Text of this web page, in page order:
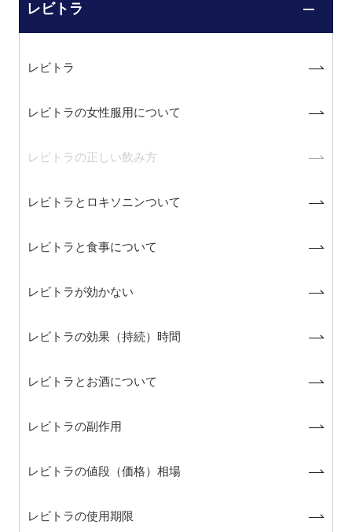
レビトラ
レビトラ
レビトラの女性服用について
レビトラの正しい飲み方
レビトラとロキソニンついて
レビトラと食事について
レビトラが効かない
レビトラの効果（持続）時間
レビトラとお酒について
レビトラの副作用
レビトラの値段（価格）相場
レビトラの使用期限